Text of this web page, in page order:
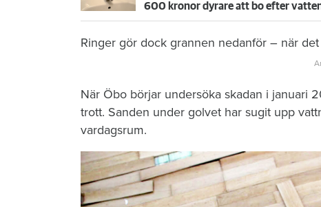
600 kronor dyrare att bo efter
Ringer gör dock grannen nedanför – när
När Öbo börjar undersöka skadan i januari
trott. Sanden under golvet har sugit upp
vardagsrum.